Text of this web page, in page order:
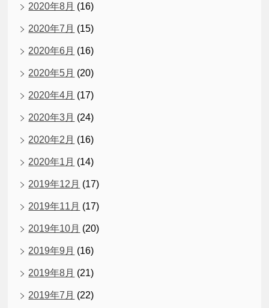
2020年8月 (16)
2020年7月 (15)
2020年6月 (16)
2020年5月 (20)
2020年4月 (17)
2020年3月 (24)
2020年2月 (16)
2020年1月 (14)
2019年12月 (17)
2019年11月 (17)
2019年10月 (20)
2019年9月 (16)
2019年8月 (21)
2019年7月 (22)